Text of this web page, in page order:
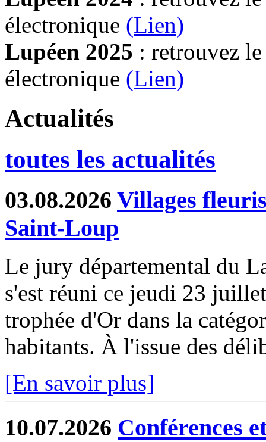
électronique (Lien)
Lupéen 2025 : retrouvez
électronique (Lien)
Actualités
toutes les actualités
03.08.2026 Villages
Saint-Loup
Le jury départemental du
s'est réuni ce jeudi 23
trophée d'Or dans la
habitants. À l'issue des
[En savoir plus]
10.07.2026 Conférences